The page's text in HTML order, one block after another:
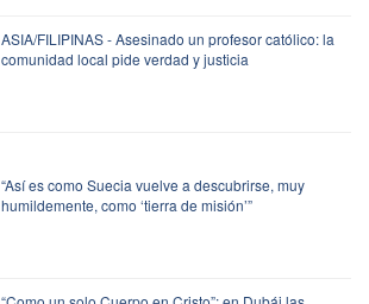
ASIA/FILIPINAS - Asesinado un profesor católico: la
comunidad local pide verdad y justicia
“Así es como Suecia vuelve a descubrirse, muy
humildemente, como ‘tierra de misión’”